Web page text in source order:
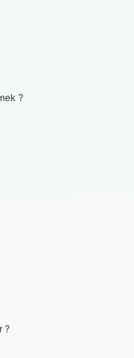
?
?